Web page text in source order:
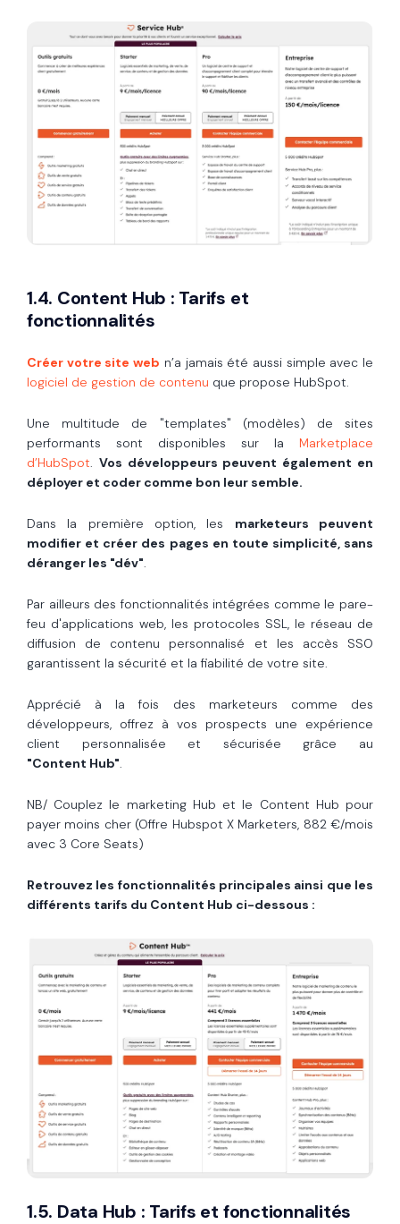
1.4. Content Hub : Tarifs et
fonctionnalités
Créer votre site web n’a jamais été aussi simple avec le
logiciel de gestion de contenu que propose HubSpot.
Une multitude de "templates" (modèles) de sites
performants sont disponibles sur la Marketplace
d’HubSpot. Vos développeurs peuvent également en
déployer et coder comme bon leur semble.
Dans la première option, les marketeurs peuvent
modifier et créer des pages en toute simplicité, sans
déranger les "dév".
Par ailleurs des fonctionnalités intégrées comme le pare-
feu d'applications web, les protocoles SSL, le réseau de
diffusion de contenu personnalisé et les accès SSO
garantissent la sécurité et la fiabilité de votre site.
Apprécié à la fois des marketeurs comme des
développeurs, offrez à vos prospects une expérience
client personnalisée et sécurisée grâce au
"Content Hub".
NB/ Couplez le marketing Hub et le Content Hub pour
payer moins cher (Offre Hubspot X Marketers, 882 €/mois
avec 3 Core Seats)
Retrouvez les fonctionnalités principales ainsi que les
différents tarifs du Content Hub ci-dessous :
1.5. Data Hub : Tarifs et fonctionnalités